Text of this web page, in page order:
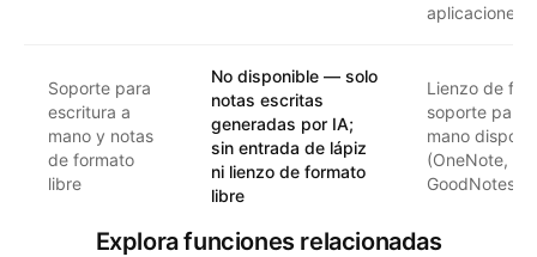
aplicaciones
Soporte para
escritura a
mano y notas
de formato
libre
No disponible — solo
notas escritas
generadas por IA;
sin entrada de lápiz
ni lienzo de formato
libre
Lienzo de
soporte para
mano
(OneNote,
GoodNotes)
Explora funciones relacionadas